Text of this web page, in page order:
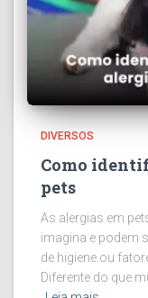
DIVERSOS
Como
pets
As alergias em
imagina e podem
de higiene ou
Diferente do que